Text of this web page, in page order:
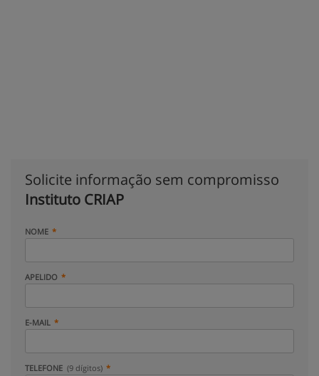
Solicite informação sem compromisso
Instituto CRIAP
NOME
APELIDO
E-MAIL
TELEFONE (9 dígitos)